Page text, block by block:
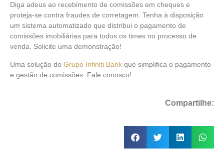
Diga adeus ao recebimento de comissões em cheques e
proteja-se contra fraudes de corretagem. Tenha à disposição
um sistema automatizado que distribui o pagamento de
comissões imobiliárias para todos os times no processo de
venda. Solicite uma demonstração!
Uma solução do Grupo Infiniti Bank que simplifica o pagamento
e gestão de comissões. Fale conosco!
Compartilhe: